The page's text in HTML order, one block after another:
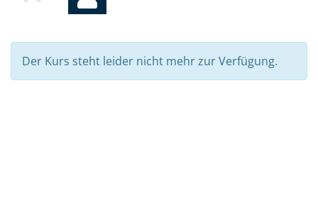
Der Kurs steht leider nicht mehr zur Verfügung.